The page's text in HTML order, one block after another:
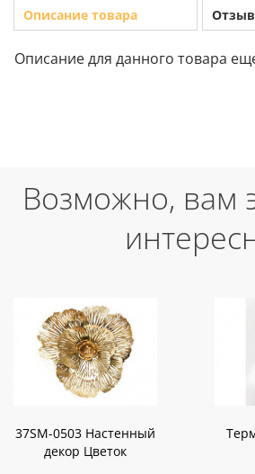
Описание товара
Описание для данного товара
Возможно, вам
37SM-0503 Настенный
декор Цветок